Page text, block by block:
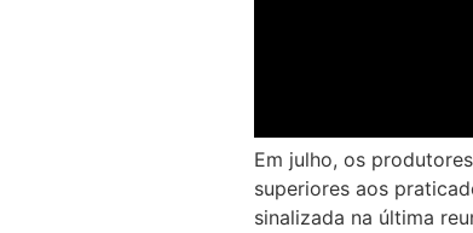
Em julho, os
superiores aos
sinalizada na última